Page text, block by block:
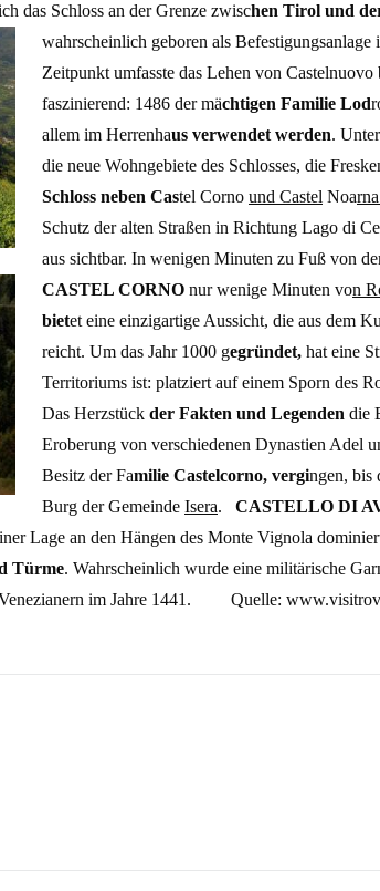
das Schloss an der Grenze zwischen Tirol und
wahrscheinlich geboren als Befestigungsanlage
Zeitpunkt umfasste das Lehen von
faszinierend: 1486 der mächtigen Familie Lod
allem im Herrenhaus verwendet werden.
die neue Wohngebiete des Schlosses, die
Schloss neben Castel Corno und Castel Noa
Schutz der alten Straßen in Richtung Lago di
aus sichtbar. In wenigen Minuten zu Fuß von
CASTEL CORNO nur wenige Minuten von
bietet eine einzigartige Aussicht, die aus dem
reicht. Um das Jahr 1000 gegründet, hat eine
Territoriums ist: platziert auf einem Sporn des
Das Herzstück der Fakten und Legenden die
Eroberung von verschiedenen Dynastien Adel
Besitz der Familie Castelcorno, vergingen, bis
Burg der Gemeinde Isera. CASTELLO DI
Lage an den Hängen des Monte Vignola
Türme. Wahrscheinlich wurde eine militärische
Venezianern im Jahre 1441. Quelle: